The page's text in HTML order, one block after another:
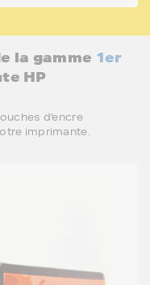
la gamme 1er
HP
d'encre
imprimante.